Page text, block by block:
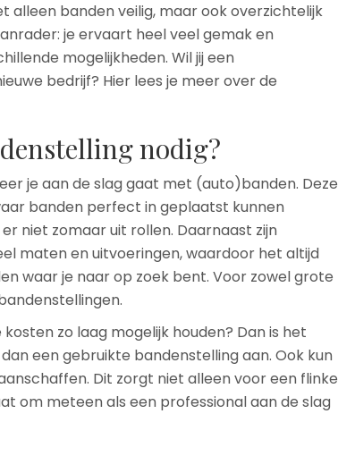
alleen banden veilig, maar ook overzichtelijk
je ervaart heel veel gemak en
mogelijkheden. Wil jij een
bedrijf? Hier lees je meer over de
nodig?
je aan de slag gaat met (auto)banden. Deze
banden perfect in geplaatst kunnen
niet zomaar uit rollen. Daarnaast zijn
maten en uitvoeringen, waardoor het altijd
waar je naar op zoek bent. Voor zowel grote
zo laag mogelijk houden? Dan is het
een gebruikte bandenstelling aan. Ook kun
Dit zorgt niet alleen voor een flinke
om meteen als een professional aan de slag